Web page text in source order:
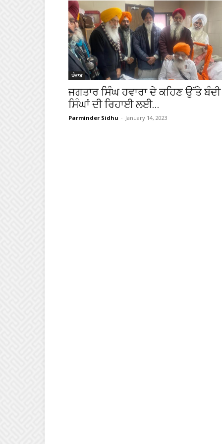
ਪੰਜਾਬ
ਜਗਤਾਰ ਸਿੰਘ ਹਵਾਰਾ ਦੇ ਕਹਿਣ ਉੱਤੇ ਬੰਦੀ
ਸਿੰਘਾਂ ਦੀ ਰਿਹਾਈ ਲਈ...
Parminder Sidhu - January 14, 2023